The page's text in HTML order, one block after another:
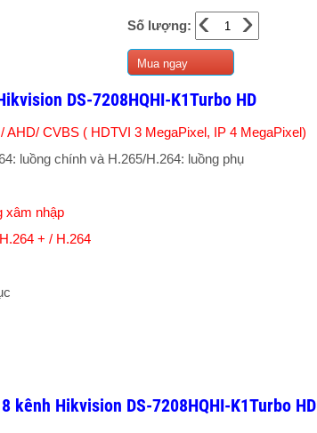
Số lượng: ›
‹
Mua ngay
DS-7208HQHI-K1Turbo HD
AHD/ CVBS ( HDTVI 3 MegaPixel, IP 4 MegaPixel)
luồng chính và H.265/H.264: luồng phụ
xâm nhập
+ / H.264
kênh Hikvision DS-7208HQHI-K1Turbo HD